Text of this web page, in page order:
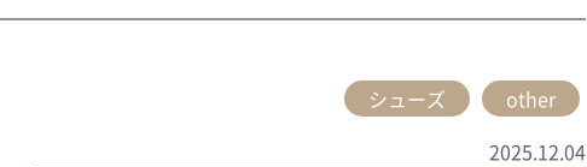
シューズ
other
2025.12.04